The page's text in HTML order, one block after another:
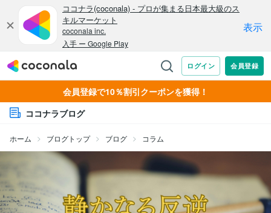
会員登録で10％割引クーポンを獲得！
ココナラブログ
ホーム ブログトップ ブログ コラム